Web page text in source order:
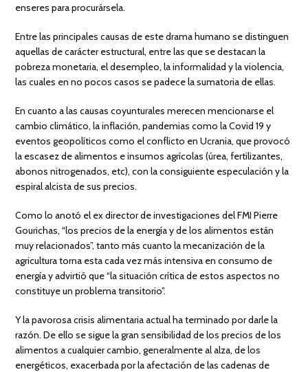
enseres para procurársela.
Entre las principales causas de este drama humano se distinguen
aquellas de carácter estructural, entre las que se destacan la
pobreza monetaria, el desempleo, la informalidad y la violencia,
las cuales en no pocos casos se padece la sumatoria de ellas.
En cuanto a las causas coyunturales merecen mencionarse el
cambio climático, la inflación, pandemias como la Covid 19 y
eventos geopolíticos como el conflicto en Ucrania, que provocó
la escasez de alimentos e insumos agrícolas (úrea, fertilizantes,
abonos nitrogenados, etc), con la consiguiente especulación y la
espiral alcista de sus precios.
Como lo anotó el ex director de investigaciones del FMI Pierre
Gourichas, “los precios de la energía y de los alimentos están
muy relacionados”, tanto más cuanto la mecanización de la
agricultura torna esta cada vez más intensiva en consumo de
energía y advirtió que “la situación crítica de estos aspectos no
constituye un problema transitorio”.
Y la pavorosa crisis alimentaria actual ha terminado por darle la
razón. De ello se sigue la gran sensibilidad de los precios de los
alimentos a cualquier cambio, generalmente al alza, de los
energéticos, exacerbada por la afectación de las cadenas de